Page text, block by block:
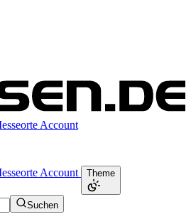
Account
Account Theme
Suchen